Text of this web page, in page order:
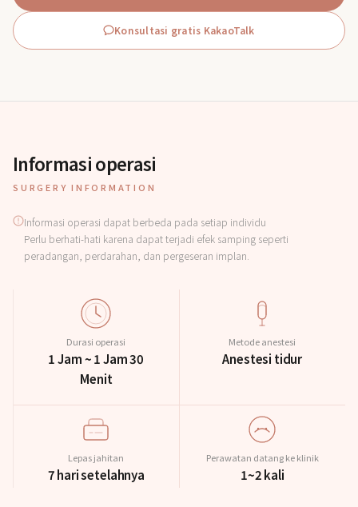
Konsultasi gratis KakaoTalk
Informasi operasi
SURGERY INFORMATION
Informasi operasi dapat berbeda pada setiap individu
Perlu berhati-hati karena dapat terjadi efek samping seperti
peradangan, perdarahan, dan pergeseran implan.
Durasi operasi
1 Jam ~ 1 Jam 30
Menit
Metode anestesi
Anestesi tidur
Lepas jahitan
7 hari setelahnya
Perawatan datang ke klinik
1~2 kali